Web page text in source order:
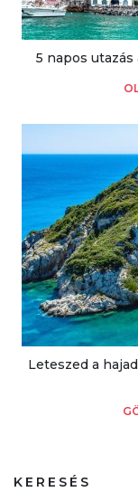
5 napos
Leteszed a
KERESÉS